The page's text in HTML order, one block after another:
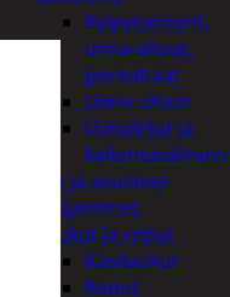
Kylpytynnyrit,
uima-altaat,
porealtaat
Uima-altaat
Uimalelut ja
kelluntavälineet
Vaatteet ja asusteet
Heijastimet
Laukut ja reput
Käsilaukut
Reput